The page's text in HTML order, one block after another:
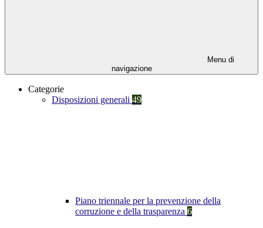
Menu di
navigazione
Categorie
Disposizioni generali 49
Piano triennale per la prevenzione della
corruzione e della trasparenza 6